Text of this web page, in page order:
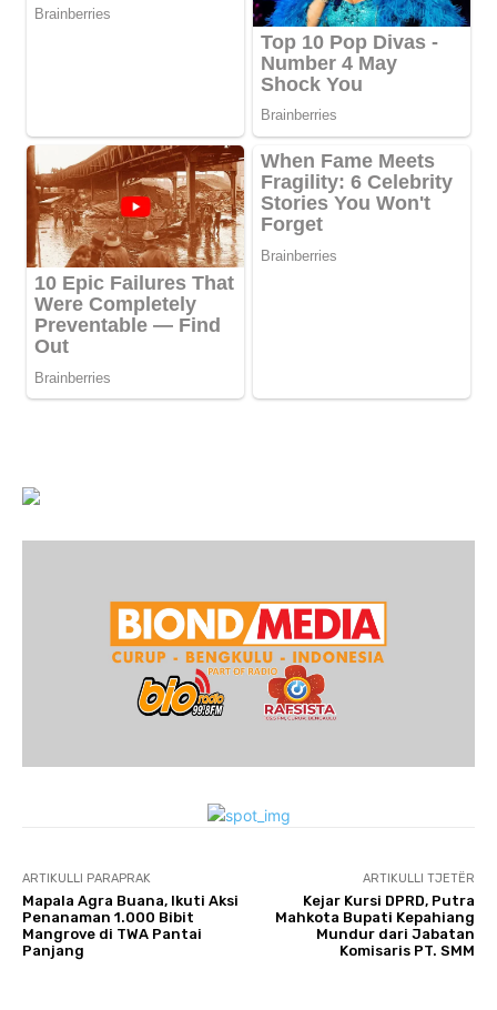
ARTIKULLI PARAPRAK
Mapala Agra Buana, Ikuti Aksi
Penanaman 1.000 Bibit
Mangrove di TWA Pantai
Panjang
ARTIKULLI TJETËR
Kejar Kursi DPRD, Putra
Mahkota Bupati Kepahiang
Mundur dari Jabatan
Komisaris PT. SMM